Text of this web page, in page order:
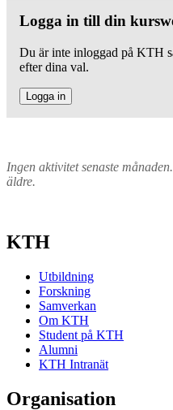
Logga in till din
Du är inte inloggad på KTH
efter dina val.
Logga in
Ingen aktivitet senaste
äldre.
KTH
Utbildning
Forskning
Samverkan
Om KTH
Student på KTH
Alumni
KTH Intranät
Organisation